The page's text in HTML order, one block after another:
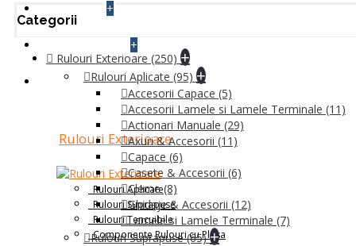
+
+
PRODUSE
Rulouri Exterioare
Rulouri Aplicate
Rulouri Suprapuse
Rulouri Tencuibile
Componente Rulouri cu Plasa
Categorii
Rulouri Exterioare (250) +
Rulouri Aplicate (95) +
Accesorii Capace (5)
Accesorii Lamele si Lamele Terminale (11)
Actionari Manuale (29)
Axuri & Accesorii (11)
Capace (6)
Casete & Accesorii (6)
Cleme(8)
Ghidaje & Accesorii (12)
Lamele si Lamele Terminale (7)
Rulouri Suprapuse(65) +